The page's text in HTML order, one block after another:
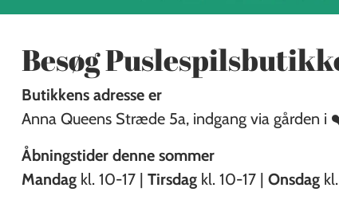
Besøg
Butikkens adresse er
Anna Queens Stræde 5a, indgang via gården i
Åbningstider denne sommer
Mandagkl. 10-17 | Tirsdagkl. 10-17 | Onsdagkl.